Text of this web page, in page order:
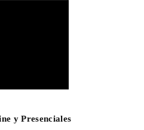
y Presenciales